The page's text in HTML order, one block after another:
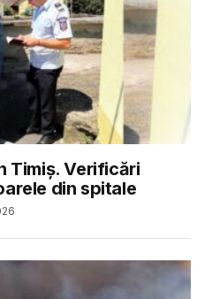
Timiș. Verificări
din spitale